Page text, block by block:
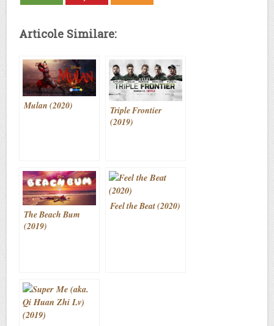
Articole Similare:
Mulan (2020)
Triple Frontier
(2019)
The Beach Bum
(2019)
Feel the Beat (2020)